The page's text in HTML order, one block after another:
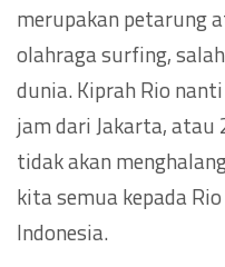
merupakan petarung
olahraga surfing,
dunia. Kiprah Rio
jam dari Jakarta, atau
tidak akan
kita semua kepada
Indonesia.